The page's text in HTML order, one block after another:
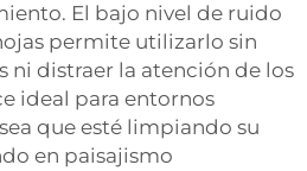
El bajo nivel de ruido
permite utilizarlo sin
ni distraer la atención de los
ideal para entornos
que esté limpiando su
en paisajismo